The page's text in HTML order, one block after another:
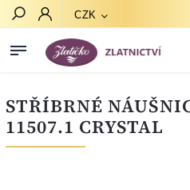
CZK
STŘÍBRNÉ
11507.1 CRYSTAL